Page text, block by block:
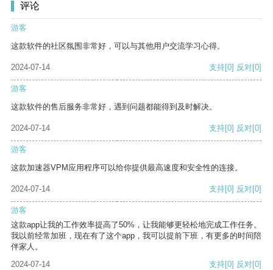
评论
游客
这款软件的社区氛围非常好，可以与其他用户交流学习心得。
2024-07-14 支持[0] 反对[0]
游客
这款软件的售后服务非常好，遇到问题都能得到及时解决。
2024-07-14 支持[0] 反对[0]
游客
这款加速器VPM应用程序可以给你提供最高速度和安全性的连接。
2024-07-14 支持[0] 反对[0]
游客
这款app让我的工作效率提高了50%，让我能够更轻松地完成工作任务。
我以前经常加班，现在有了这个app，我可以提前下班，有更多的时间陪
伴家人。
2024-07-14
支持[0] 反对[0]